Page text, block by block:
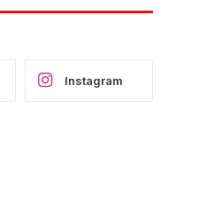
Cláudia e Robério
Instagram